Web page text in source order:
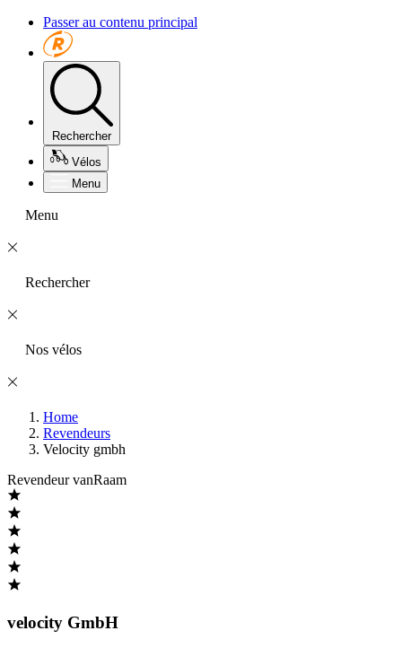
Passer au contenu principal
Rechercher
Vélos
Menu
Menu
Rechercher
Nos vélos
Home
Revendeurs
Velocity gmbh
Revendeur vanRaam
velocity GmbH